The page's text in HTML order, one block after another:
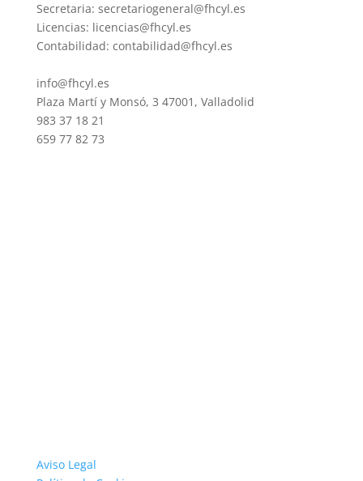
Secretaria: secretariogeneral@fhcyl.es
Licencias: licencias@fhcyl.es
Contabilidad: contabilidad@fhcyl.es
info@fhcyl.es
Plaza Martí y Monsó, 3 47001, Valladolid
983 37 18 21
659 77 82 73
Aviso Legal